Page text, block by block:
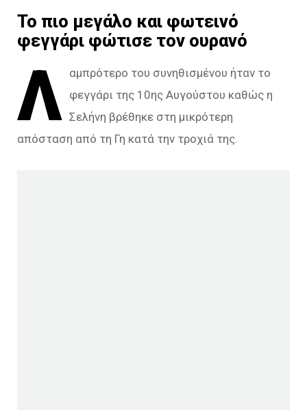
Το πιο μεγάλο και φωτεινό
φεγγάρι φώτισε τον ουρανό
Λ αμπρότερο του συνηθισμένου ήταν το
φεγγάρι της 10ης Αυγούστου καθώς η
Σελήνη βρέθηκε στη μικρότερη
απόσταση από τη Γη κατά την τροχιά της.